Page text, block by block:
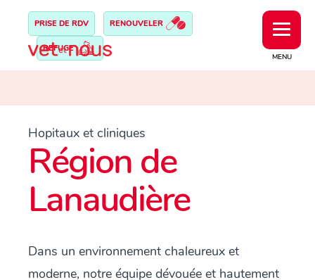
MENU
PRISE DE RDV RENOUVELER
REFUGE
Hopitaux et cliniques
Région de
Lanaudière
Dans un environnement chaleureux et
moderne, notre équipe dévouée et hautement